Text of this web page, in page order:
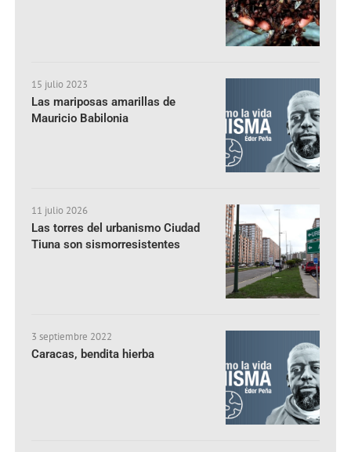
15 julio 2023
Las mariposas amarillas de
Mauricio Babilonia
11 julio 2026
Las torres del urbanismo Ciudad
Tiuna son sismorresistentes
3 septiembre 2022
Caracas, bendita hierba